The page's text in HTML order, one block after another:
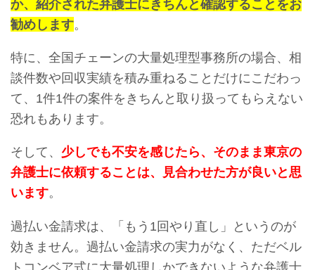
か、紹介された弁護士にきちんと確認することをお
勧めします。
特に、全国チェーンの大量処理型事務所の場合、相
談件数や回収実績を積み重ねることだけにこだわっ
て、1件1件の案件をきちんと取り扱ってもらえない
恐れもあります。
そして、 少しでも不安を感じたら、そのまま東京の
弁護士に依頼することは、見合わせた方が良いと思
います。
過払い金請求は、「もう1回やり直し」というのが
効きません。過払い金請求の実力がなく、ただベル
トコンベア式に大量処理しかできないような弁護士